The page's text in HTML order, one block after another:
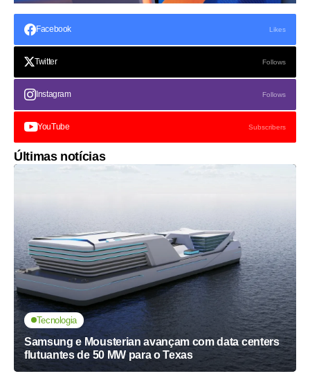
Facebook Likes
Twitter Follows
Instagram Follows
YouTube Subscribers
Últimas notícias
Tecnologia
Samsung e Mousterian avançam com data centers
flutuantes de 50 MW para o Texas